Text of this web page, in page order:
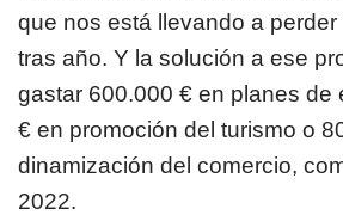
que nos está llevando a
tras año. Y la solución a ese
gastar 600.000 € en planes de
€ en promoción del turismo o
dinamización del comercio,
2022.